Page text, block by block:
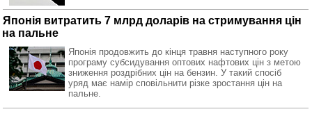
Японія витратить 7 млрд доларів на стримування цін
на пальне
Японія продовжить до кінця травня наступного року
програму субсидування оптових нафтових цін з метою
зниження роздрібних цін на бензин. У такий спосіб
уряд має намір сповільнити різке зростання цін на
пальне.